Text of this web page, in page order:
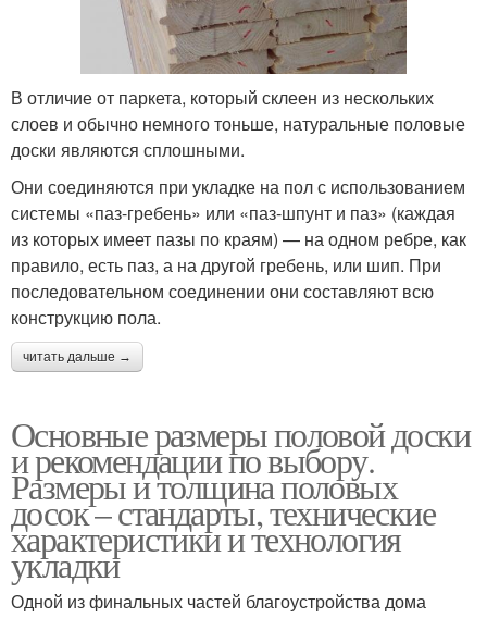
В отличие от паркета, который склеен из нескольких
слоев и обычно немного тоньше, натуральные половые
доски являются сплошными.
Они соединяются при укладке на пол с использованием
системы «паз-гребень» или «паз-шпунт и паз» (каждая
из которых имеет пазы по краям) — на одном ребре, как
правило, есть паз, а на другой гребень, или шип. При
последовательном соединении они составляют всю
конструкцию пола.
читать дальше →
Основные размеры половой доски
и рекомендации по выбору.
Размеры и толщина половых
досок – стандарты, технические
характеристики и технология
укладки
Одной из финальных частей благоустройства дома